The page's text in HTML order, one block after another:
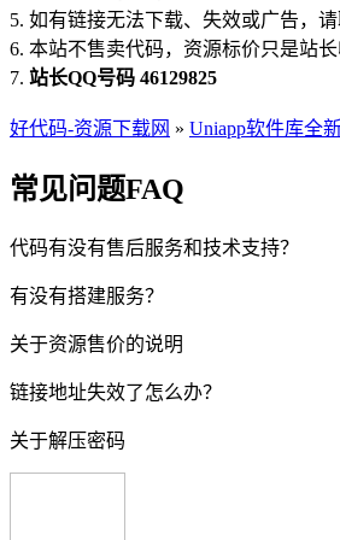
5. 如有链接无法下载、失效或广告，请
6. 本站不售卖代码，资源标价只是站
7. 站长QQ号码 46129825
好代码-资源下载网 » Uniapp软件库全
常见问题FAQ
代码有没有售后服务和技术支持？
有没有搭建服务？
关于资源售价的说明
链接地址失效了怎么办？
关于解压密码